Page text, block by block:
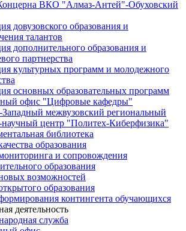
ВКО "Алмаз-Антей"-Обуховский
довузовского образования и
талантов
дополнительного образования и
партнерства
культурных программ и молодежного
основных образовательных программ
офис "Цифровые кафедры"
Западный межвузовский региональный
научный центр "Политех-Киберфизика"
библиотека
образования
и сопровождения
образования
возможностей
образования
контингента обучающихся
деятельность
служба